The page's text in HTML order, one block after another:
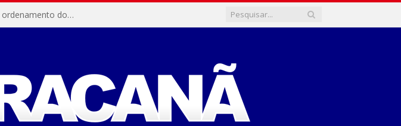
Resex Maracanã avança no processo de gestão e ordenamento do turismo em nossas áreas protegidas.